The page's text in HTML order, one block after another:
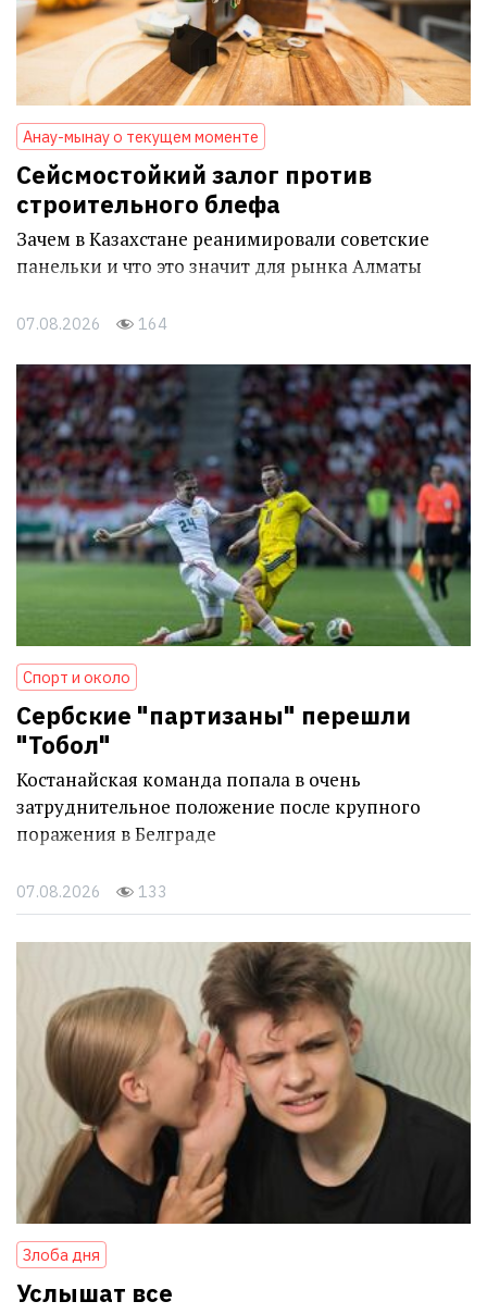
Анау-мынау о текущем моменте
Сейсмостойкий залог против
строительного блефа
Зачем в Казахстане реанимировали советские
панельки и что это значит для рынка Алматы
07.08.2026 164
Спорт и около
Сербские "партизаны" перешли
"Тобол"
Костанайская команда попала в очень
затруднительное положение после крупного
поражения в Белграде
07.08.2026 133
Злоба дня
Услышат все